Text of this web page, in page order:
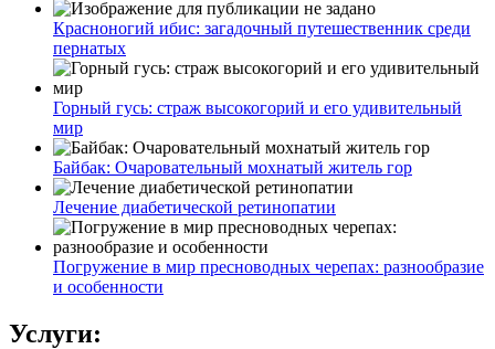
Красноногий ибис: загадочный путешественник среди
пернатых
Горный гусь: страж высокогорий и его удивительный
мир
Байбак: Очаровательный мохнатый житель гор
Лечение диабетической ретинопатии
Погружение в мир пресноводных черепах: разнообразие
и особенности
Услуги: